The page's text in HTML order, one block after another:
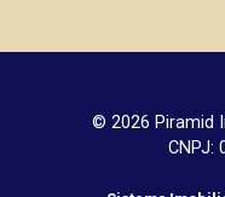
© 2026 Piramid
CNPJ: